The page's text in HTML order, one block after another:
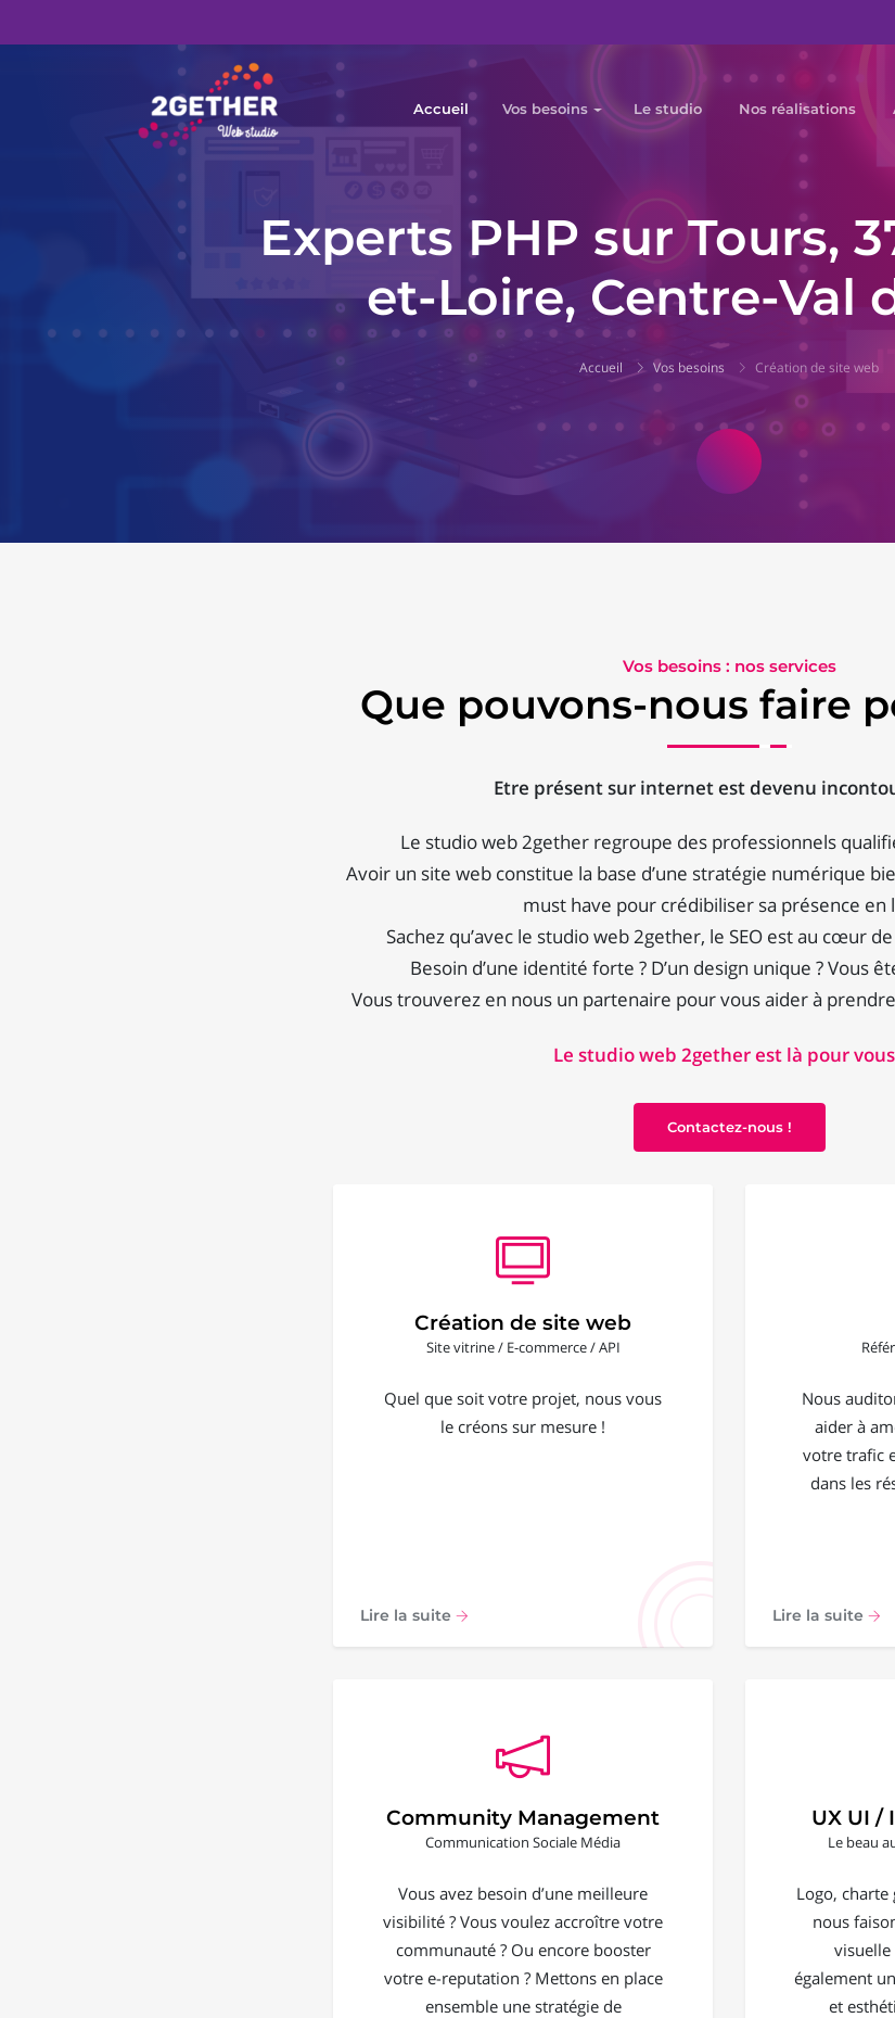
Accueil Vos besoins Le studio Nos réalisations
Experts PHP sur Tours,
et-Loire, Centre-Val
Accueil Vos besoins Création de site web
Vos besoins : nos services
Que pouvons-nous faire
Etre présent sur internet est devenu
Le studio web 2gether regroupe des professionnels
Avoir un site web constitue la base d’une stratégie numérique
must have pour crédibiliser sa présence en
Sachez qu’avec le studio web 2gether, le SEO est au cœur
Besoin d’une identité forte ? D’un design unique ? Vous
Vous trouverez en nous un partenaire pour vous aider à
Le studio web 2gether est là pour
Contactez-nous !
Création de site web
Site vitrine / E-commerce / API
Quel que soit votre projet, nous vous
le créons sur mesure !
Lire la suite
Nous
aider à
votre trafic
dans les
Lire la suite
Community Management
Communication Sociale Média
Vous avez besoin d’une meilleure
visibilité ? Vous voulez accroître votre
communauté ? Ou encore booster
votre e-reputation ? Mettons en place
ensemble une stratégie de
UX UI /
Le beau
Logo,
nous
visuelle
également
et